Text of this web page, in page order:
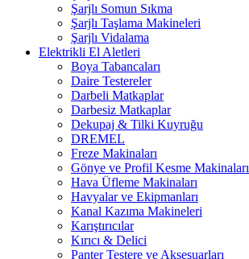
Şarjlı Somun Sıkma
Şarjlı Taşlama Makineleri
Şarjlı Vidalama
Elektrikli El Aletleri
Boya Tabancaları
Daire Testereler
Darbeli Matkaplar
Darbesiz Matkaplar
Dekupaj & Tilki Kuyruğu
DREMEL
Freze Makinaları
Gönye ve Profil Kesme Makinaları
Hava Üfleme Makinaları
Havyalar ve Ekipmanları
Kanal Kazıma Makineleri
Karıştırıcılar
Kırıcı & Delici
Panter Testere ve Aksesuarları